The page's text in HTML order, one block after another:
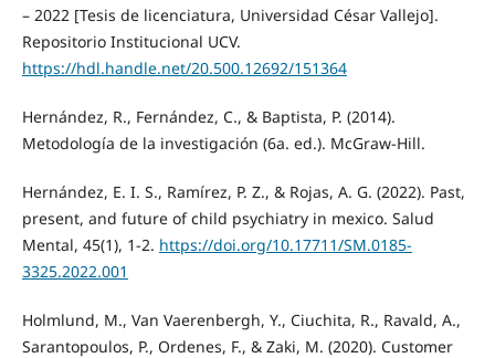
– 2022 [Tesis de licenciatura, Universidad César Vallejo].
Repositorio Institucional UCV.
https://hdl.handle.net/20.500.12692/151364
Hernández, R., Fernández, C., & Baptista, P. (2014).
Metodología de la investigación (6a. ed.). McGraw-Hill.
Hernández, E. I. S., Ramírez, P. Z., & Rojas, A. G. (2022). Past,
present, and future of child psychiatry in mexico. Salud
Mental, 45(1), 1-2. https://doi.org/10.17711/SM.0185-
3325.2022.001
Holmlund, M., Van Vaerenbergh, Y., Ciuchita, R., Ravald, A.,
Sarantopoulos, P., Ordenes, F., & Zaki, M. (2020). Customer